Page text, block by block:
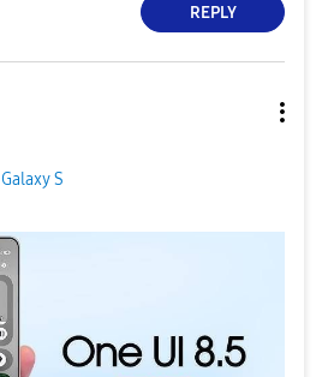
REPLY
Galaxy S